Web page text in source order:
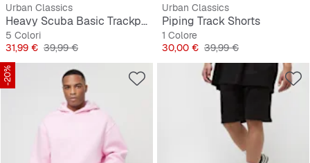
Urban Classics
Heavy Scuba Basic Trackpants
5 Colori
Prezzo
31,99 € Prezzo originale
39,99 €
Urban Classics
Piping Track Shorts
1 Colore
Prezzo
30,00 € Prezzo originale
39,99 €
-20%